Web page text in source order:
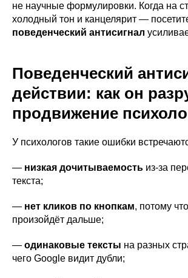
не научные формулировки. Когда на
холодный тон и канцелярит —
поведенческий антисигнал
Поведенческий
действии: как он
продвижение
У психологов такие ошибки
— низкая дочитываемость из-за
текста;
— нет кликов по кнопкам, потому
произойдёт дальше;
— одинаковые тексты на разных
чего Google видит дубли;